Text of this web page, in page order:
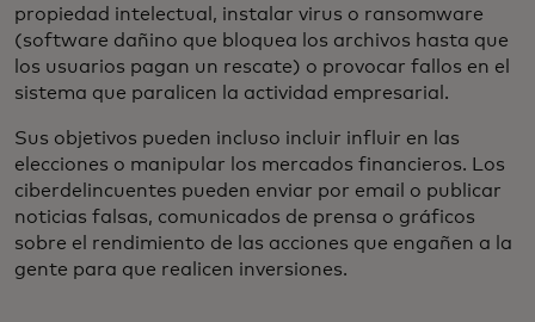
propiedad intelectual, instalar virus o ransomware
(software dañino que bloquea los archivos hasta que
los usuarios pagan un rescate) o provocar fallos en el
sistema que paralicen la actividad empresarial.
Sus objetivos pueden incluso incluir influir en las
elecciones o manipular los mercados financieros. Los
ciberdelincuentes pueden enviar por email o publicar
noticias falsas, comunicados de prensa o gráficos
sobre el rendimiento de las acciones que engañen a la
gente para que realicen inversiones.